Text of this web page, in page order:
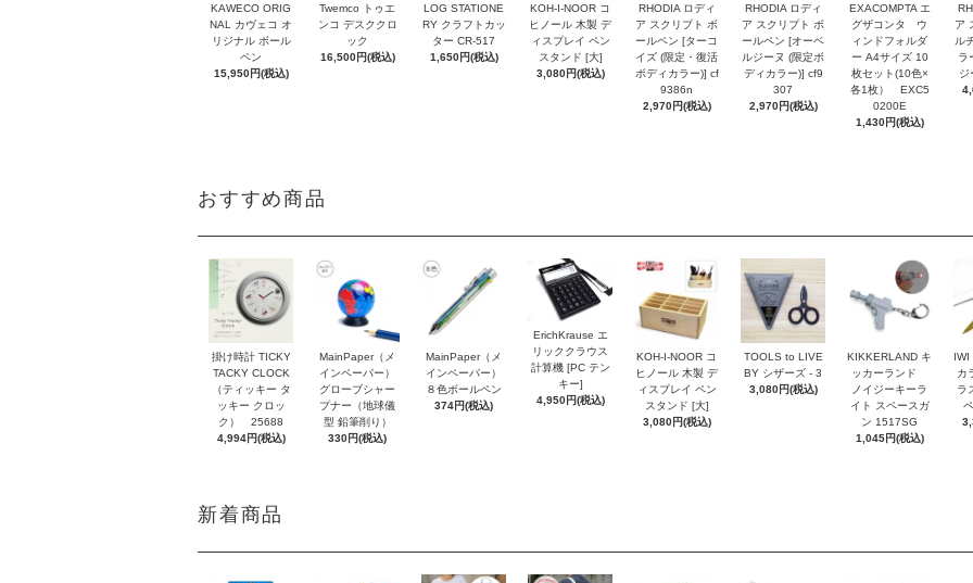
KAWECO ORIG
NAL カヴェコ オ
リジナル ボール
ペン
15,950円(税込)
Twemco トゥエ
ンコ デスククロ
ック
16,500円(税込)
LOG STATIONE
RY クラフトカッ
ター CR-517
1,650円(税込)
KOH-I-NOOR コ
ヒノール 木製 デ
ィスプレイ ペン
スタンド [大]
3,080円(税込)
RHODIA ロディ
ア スクリプト ボ
ールペン [ターコ
イズ (限定・復活
ボディカラー)] cf
9386n
2,970円(税込)
RHODIA ロディ
ア スクリプト ボ
ールペン [オーベ
ルジーヌ (限定ボ
ディカラー)] cf9
307
2,970円(税込)
EXACOMPTA エ
グザコンタ ウ
ィンドフォルダ
ー A4サイズ 10
枚セット(10色×
各1枚） EXC5
0200E
1,430円(税込)
ア
ル
ラ
ジ
おすすめ商品
掛け時計 TICKY
TACKY CLOCK
（ティッキー タ
ッキー クロッ
ク） 25688
4,994円(税込)
MainPaper（メ
インペーパー）
グローブシャー
プナー（地球儀
型 鉛筆削り）
330円(税込)
MainPaper（メ
インペーパー）
８色ボールペン
374円(税込)
ErichKrause エ
リッククラウス
計算機 [PC テン
キー]
4,950円(税込)
KOH-I-NOOR コ
ヒノール 木製 デ
ィスプレイ ペン
スタンド [大]
3,080円(税込)
TOOLS to LIVE
BY シザーズ - 3
3,080円(税込)
KIKKERLAND キ
ッカーランド
ノイジーキーラ
イト スペースガ
ン 1517SG
1,045円(税込)
IWI
カ
ラ
新着商品